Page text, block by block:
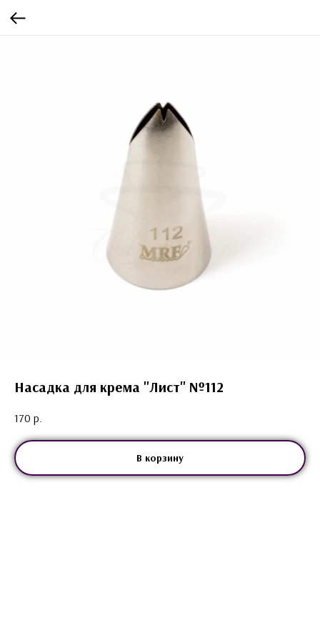
Насадка для крема "Лист" №112
170 р.
В корзину